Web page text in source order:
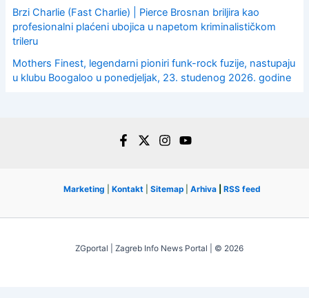
Brzi Charlie (Fast Charlie) | Pierce Brosnan briljira kao
profesionalni plaćeni ubojica u napetom kriminalističkom
trileru
Mothers Finest, legendarni pioniri funk-rock fuzije, nastupaju
u klubu Boogaloo u ponedjeljak, 23. studenog 2026. godine
Marketing Kontakt Sitemap Arhiva RSS feed
ZGportal | Zagreb Info News Portal | © 2026